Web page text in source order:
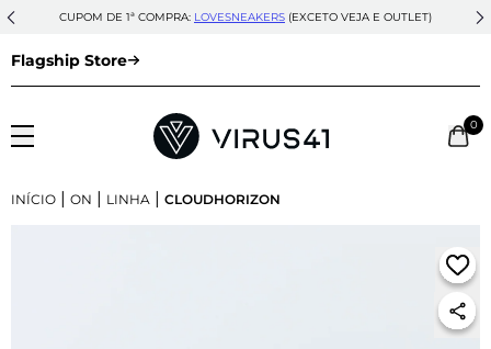
CUPOM DE 1ª COMPRA: LOVESNEAKERS (EXCETO VEJA E OUTLET)
Flagship Store
0
INÍCIO | ON | LINHA | CLOUDHORIZON